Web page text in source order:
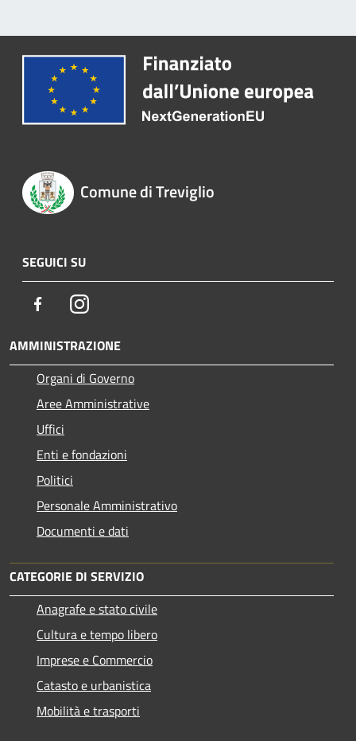
Comune di Treviglio
SEGUICI SU
FacebookInstagram
AMMINISTRAZIONE
Organi di Governo
Aree Amministrative
Uffici
Enti e fondazioni
Politici
Personale Amministrativo
Documenti e dati
CATEGORIE DI SERVIZIO
Anagrafe e stato civile
Cultura e tempo libero
Imprese e Commercio
Catasto e urbanistica
Mobilità e trasporti